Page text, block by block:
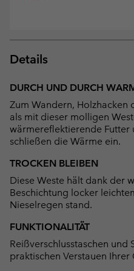
Details
DURCH UND DURCH
Zum Wandern, Holzhacken
als mit dieser molligen
wärmereflektierende Futter
schließen die Wärme ein.
TROCKEN BLEIBEN
Diese Weste hält dank der
Beschichtung locker
Nieselregen stand.
FUNKTIONALITÄT
Reißverschlusstaschen und
praktischen Verstauen Ihrer